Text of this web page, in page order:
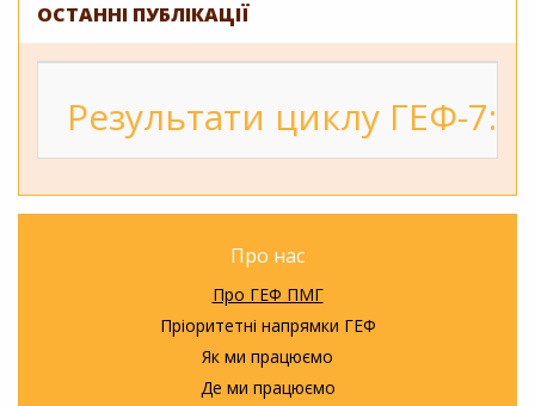
ОСТАННІ ПУБЛІКАЦІЇ
Результати циклу ГЕФ-7:
Про нас
Про ГЕФ ПМГ
Пріоритетні напрямки ГЕФ
Як ми працюємо
Де ми працюємо